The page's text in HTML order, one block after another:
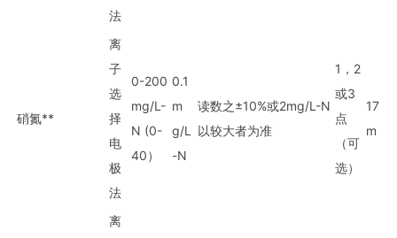
法
硝氮**
离
子
选
择
电
极
法
0-200
mg/L-
N (0-
40）
0.1
m
g/L
-N
读数之±10%或2mg/L-N
以较大者为准
1，2
或3
点
（可
选）
17
m
离